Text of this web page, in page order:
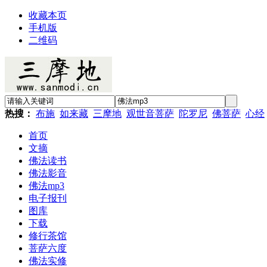
收藏本页
手机版
二维码
热搜： 布施 如来藏 三摩地 观世音菩萨 陀罗尼 佛菩萨 心经
首页
文摘
佛法读书
佛法影音
佛法mp3
电子报刊
图库
下载
修行茶馆
菩萨六度
佛法实修